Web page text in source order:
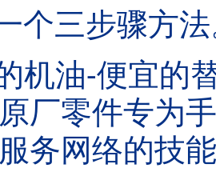
个三步骤方
机油-便宜的
厂零件专为
务网络的技